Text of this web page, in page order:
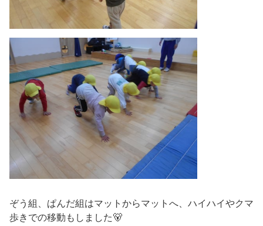
ぞう組、ぱんだ組はマットからマットへ、ハイハイやクマ
歩きでの移動もしました🐻